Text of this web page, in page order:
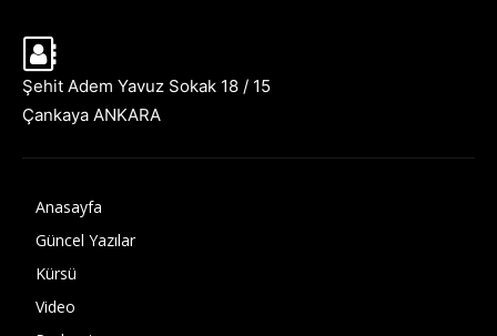
Şehit Adem Yavuz Sokak 18 / 15
Çankaya ANKARA
Anasayfa
Güncel Yazılar
Kürsü
Video